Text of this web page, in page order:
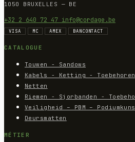
1050 BRUXELLES — BE
+32 2 640 72 47 info@cordage.be
VISA MC AMEX BANCONTACT
CATALOGUE
Touwen - Sandows
Kabels - Ketting - Toebehoren
Netten
Riemen - Sjorbanden -
Veiligheid – PBM –
Deursmatten
MÉTIER